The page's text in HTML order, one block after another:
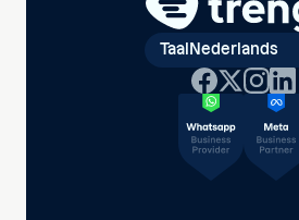
Taal Nederlands